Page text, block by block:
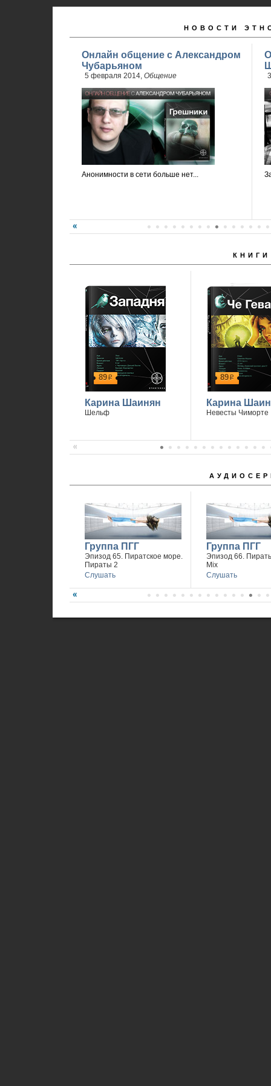
НОВОСТИ
Онлайн общение с Александром
Чубарьяном
5 февраля 2014, Общение
Анонимности в сети больше нет...
КНИГИ
89р
Карина Шаинян
Шельф
89р
Карина
Невесты Чиморте
Группа ПГГ
Эпизод 65. Пиратское море.
Пираты 2
Слушать
Группа ПГГ
Эпизод 66.
Mix
Слушать